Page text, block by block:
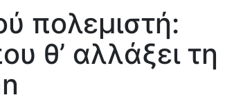
πολεμιστή:
θ’ αλλάξει τη